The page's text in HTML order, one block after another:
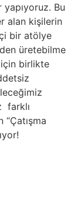
Bu
alan kişilerin
bir atölye
üretebilme
için birlikte
farklı